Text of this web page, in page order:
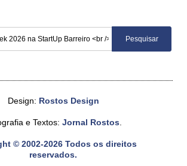
Design: Rostos Design
e Textos: Jornal Rostos.
© 2002-2026 Todos os direitos
reservados.